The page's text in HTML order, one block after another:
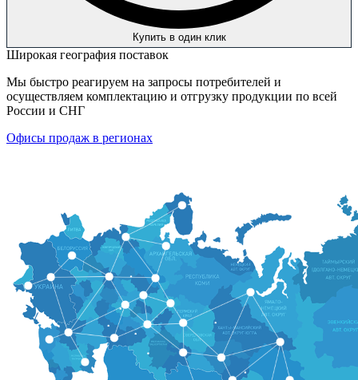
Купить в один клик
Широкая география поставок
Мы быстро реагируем на запросы потребителей и
осуществляем комплектацию и отгрузку продукции по всей
России и СНГ
Офисы продаж в регионах